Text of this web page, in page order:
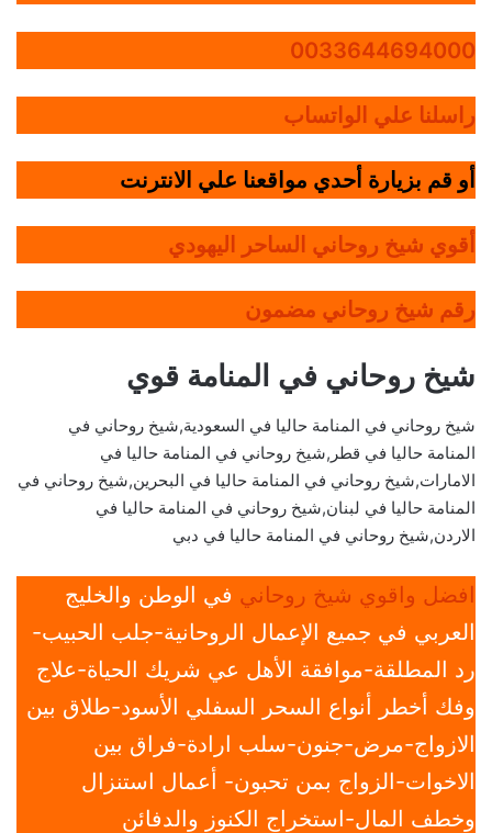
0033644694000
راسلنا علي الواتساب
أو قم بزيارة أحدي مواقعنا علي الانترنت
أقوي شيخ روحاني الساحر اليهودي
رقم شيخ روحاني مضمون
شيخ روحاني في المنامة قوي
شيخ روحاني في المنامة حاليا في السعودية,شيخ روحاني في
المنامة حاليا في قطر,شيخ روحاني في المنامة حاليا في
الامارات,شيخ روحاني في المنامة حاليا في البحرين,شيخ روحاني في
المنامة حاليا في لبنان,شيخ روحاني في المنامة حاليا في
الاردن,شيخ روحاني في المنامة حاليا في دبي
افضل واقوي شيخ روحاني في الوطن والخليج
العربي في جميع الإعمال الروحانية-جلب الحبيب-
رد المطلقة-موافقة الأهل عي شريك الحياة-علاج
وفك أخطر أنواع السحر السفلي الأسود-طلاق بين
الازواج-مرض-جنون-سلب ارادة-فراق بين
الاخوات-الزواج بمن تحبون- أعمال استنزال
وخطف المال-استخراج الكنوز والدفائن